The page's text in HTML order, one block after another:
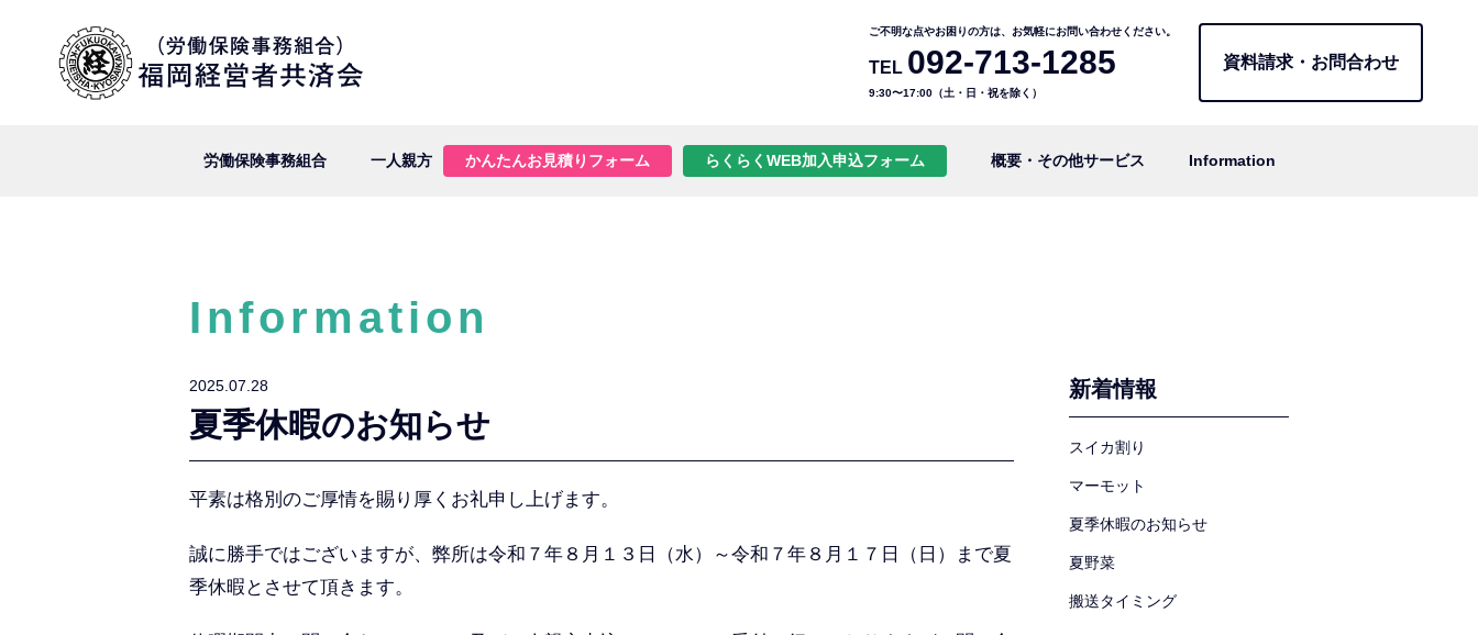
ご不明な点やお困りの方は、お気軽にお問い合わせください。
TEL 092-713-1285
9:30〜17:00（土・日・祝を除く）
資料請求・お問合わせ
労働保険事務組合 一人親方 かんたんお見積りフォーム らくらくWEB加入申込フォーム 概要・その他サービス Information
Information
2025.07.28
夏季休暇のお知らせ
平素は格別のご厚情を賜り厚くお礼申し上げます。
誠に勝手ではございますが、弊所は令和７年８月１３日（水）～令和７年８月１７日（日）まで夏
季休暇とさせて頂きます。
新着情報
スイカ割り
マーモット
夏季休暇のお知らせ
夏野菜
搬送タイミング